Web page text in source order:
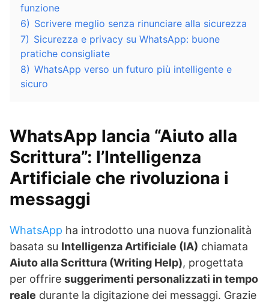
funzione
6) Scrivere meglio senza rinunciare alla sicurezza
7) Sicurezza e privacy su WhatsApp: buone
pratiche consigliate
8) WhatsApp verso un futuro più intelligente e
sicuro
WhatsApp lancia “Aiuto alla
Scrittura”: l’Intelligenza
Artificiale che rivoluziona i
messaggi
WhatsApp ha introdotto una nuova funzionalità
basata su Intelligenza Artificiale (IA) chiamata
Aiuto alla Scrittura (Writing Help), progettata
per offrire suggerimenti personalizzati in tempo
reale durante la digitazione dei messaggi. Grazie